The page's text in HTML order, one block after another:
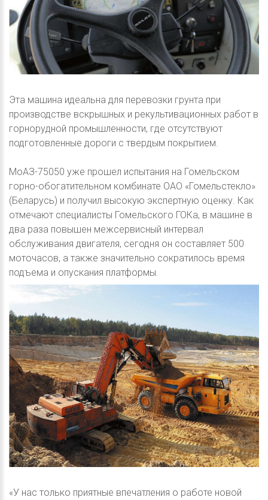
Эта машина идеальна для перевозки грунта при
производстве вскрышных и рекультивационных работ в
горнорудной промышленности, где отсутствуют
подготовленные дороги с твердым покрытием.
МоАЗ-75050 уже прошел испытания на Гомельском
горно-обогатительном комбинате ОАО «Гомельстекло»
(Беларусь) и получил высокую экспертную оценку. Как
отмечают специалисты Гомельского ГОКа, в машине в
два раза повышен межсервисный интервал
обслуживания двигателя, сегодня он составляет 500
моточасов, а также значительно сократилось время
подъема и опускания платформы.
«У нас только приятные впечатления о работе новой